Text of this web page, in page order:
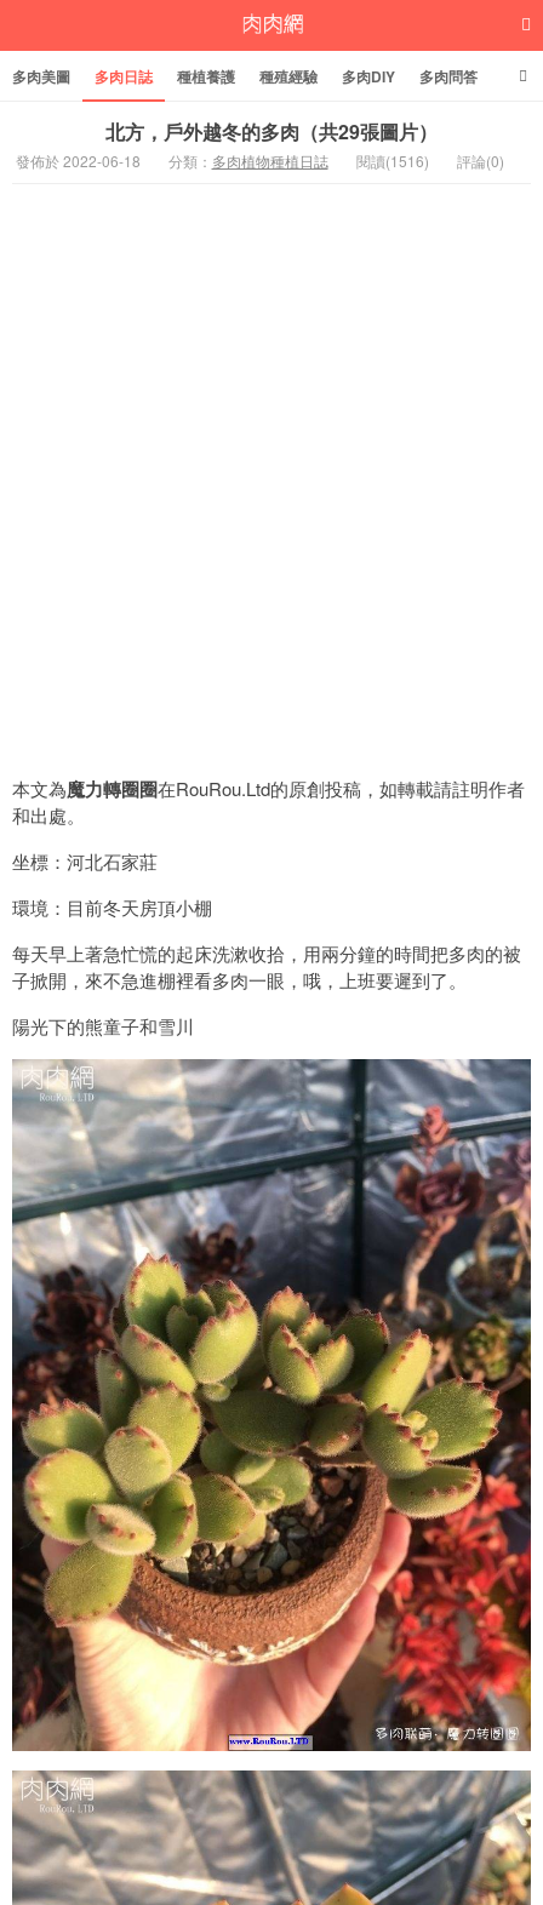
多肉美圖 多肉日誌 種植養護 種殖經驗 多肉DIY 多肉問答
多肉標籤
北方，戶外越冬的多肉（共29張圖片）
發佈於 2022-06-18 分類： 多肉植物種植日誌 閱讀(1516) 評論(0)
本文為魔力轉圈圈在RouRou.Ltd的原創投稿，如轉載請註明作者
和出處。
坐標：河北石家莊
環境：目前冬天房頂小棚
每天早上著急忙慌的起床洗漱收拾，用兩分鐘的時間把多肉的被
子掀開，來不急進棚裡看多肉一眼，哦，上班要遲到了。
陽光下的熊童子和雪川